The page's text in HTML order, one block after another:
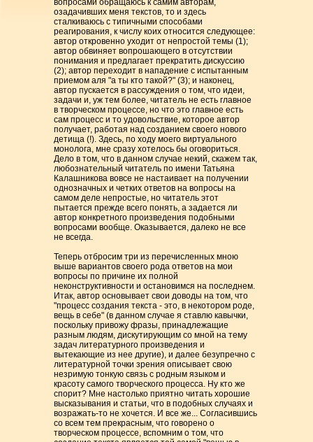
вопросами обращаюсь к самим авторам,
озадачивших меня текстов, то и здесь
сталкиваюсь с типичными способами
реагирования, к числу коих относится следующее:
автор откровенно уходит от непростой темы (1);
автор обвиняет вопрошающего в отсутствии
понимания и предлагает прекратить дискуссию
(2); автор переходит в нападение с испытанным
приемом аля "а ты кто такой?" (3); и наконец,
автор пускается в рассуждения о том, что идеи,
задачи и, уж тем более, читатель не есть главное
в творческом процессе, но что это главное есть
сам процесс и то удовольствие, которое автор
получает, работая над созданием своего нового
детища (!). Здесь, по ходу моего виртуального
монолога, мне сразу хотелось бы оговориться.
Дело в том, что в данном случае некий, скажем так,
любознательный читатель по имени Татьяна
Калашникова вовсе не настаивает на получении
однозначных и четких ответов на вопросы на
самом деле непростые, но читатель этот
пытается прежде всего понять, а задается ли
автор конкретного произведения подобными
вопросами вообще. Оказывается, далеко не все
не всегда.
Теперь отбросим три из перечисленных мною
выше вариантов своего рода ответов на мои
вопросы по причине их полной
неконструктивности и остановимся на последнем.
Итак, автор основывает свои доводы на том, что
"процесс создания текста - это, в некотором роде,
вещь в себе" (в данном случае я ставлю кавычки,
поскольку привожу фразы, принадлежащие
разным людям, дискутирующим со мной на тему
задач литературного произведения и
вытекающие из нее другие), и далее безупречно с
литературной точки зрения описывает свою
незримую тонкую связь с родным языком и
красоту самого творческого процесса. Ну кто же
спорит? Мне настолько приятно читать хорошие
высказывания и статьи, что в подобных случаях и
возражать-то не хочется. И все же... Согласившись
со всем тем прекрасным, что говорено о
творческом процессе, вспомним о том, что